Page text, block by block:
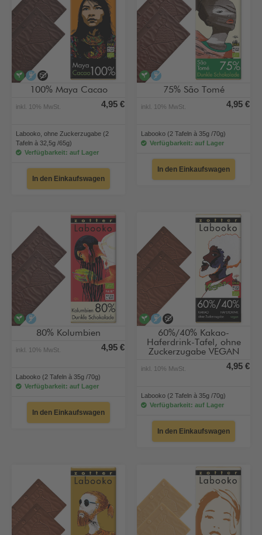
veganalkoholfrei
ohne Zuckerzugabe
100% Maya Cacao
inkl. 10% MwSt. 4,95 €
Labooko, ohne Zuckerzugabe (2
Tafeln à 32,5g /65g)
Verfügbarkeit: auf Lager
In den Einkaufswagen
veganalkoholfrei
75% São Tomé
inkl. 10% MwSt. 4,95 €
Labooko (2 Tafeln à 35g /70g)
Verfügbarkeit: auf Lager
In den Einkaufswagen
veganalkoholfrei
80% Kolumbien
inkl. 10% MwSt. 4,95 €
Labooko (2 Tafeln à 35g /70g)
Verfügbarkeit: auf Lager
In den Einkaufswagen
veganalkoholfrei
ohne Zuckerzugabe
60%/40% Kakao-
Haferdrink-Tafel, ohne
Zuckerzugabe VEGAN
inkl. 10% MwSt. 4,95 €
Labooko (2 Tafeln à 35g /70g)
Verfügbarkeit: auf Lager
In den Einkaufswagen